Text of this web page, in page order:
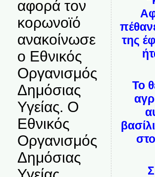
αφορά τον
κορωνοϊό
ανακοίνωσε
ο Εθνικός
Οργανισμός
Δημόσιας
Υγείας. Ο
Εθνικός
Οργανισμός
Δημόσιας
της
Το